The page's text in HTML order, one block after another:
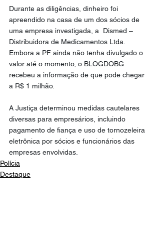
Durante as diligências, dinheiro foi
apreendido na casa de um dos sócios de
uma empresa investigada, a  Dismed –
Distribuidora de Medicamentos Ltda.
Embora a PF ainda não tenha divulgado o
valor até o momento, o BLOGDOBG
recebeu a informação de que pode chegar
a R$ 1 milhão.
A Justiça determinou medidas cautelares
diversas para empresários, incluindo
pagamento de fiança e uso de tornozeleira
eletrônica por sócios e funcionários das
empresas envolvidas.
Polícia
Destaque